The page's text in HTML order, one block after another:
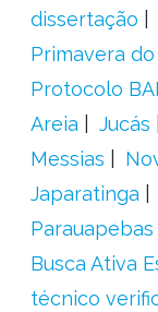
dissertação
Primavera
Protocolo
Areia
Jucás
Messias
Japaratinga
Parauapebas
Busca Ativa
técnico